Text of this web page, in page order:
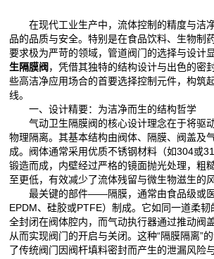
在现代工业生产中，流体控制的精度与洁
品的品质与安全。特别是在食品饮料、生物制
要求极为严苛的领域，管道阀门的选择与设计
生隔膜阀 ，凭借其独特的结构设计与出色的密
些高洁净应用场合的首要选择控制元件，构筑
线。
一、设计精要：为洁净而生的结构哲学
气动卫生隔膜阀的核心设计理念在于将驱
物理隔离。其基本结构由阀体、隔膜、阀盖及
成。阀体通常采用优质不锈钢材料（如304或
锻造而成，内壁经过严格的镜面抛光处理，粗
至更低，有效减少了流体残留与微生物滋生的风
最关键的部件——隔膜，通常由食品级或医
EPDM、硅胶或PTFE）制成。它如同一道柔
全封闭在阀体腔内，而气动执行器通过推动阀
从而实现阀门的开启与关闭。这种“隔膜隔离”
了传统阀门因阀杆填料密封而产生的泄漏风险